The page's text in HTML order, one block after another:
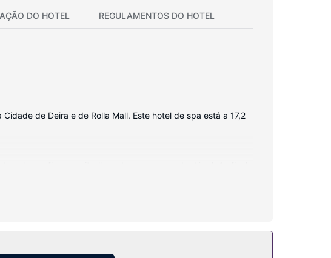
DO HOTEL REGULAMENTOS DO HOTEL
de Deira e de Rolla Mall. Este hotel de spa está a 17,2
chinelos. As comodidades incluem ainda secretárias e